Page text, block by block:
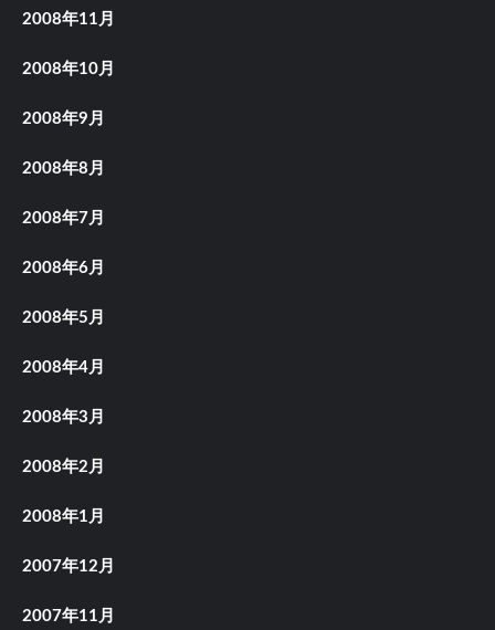
2008年11月
2008年10月
2008年9月
2008年8月
2008年7月
2008年6月
2008年5月
2008年4月
2008年3月
2008年2月
2008年1月
2007年12月
2007年11月